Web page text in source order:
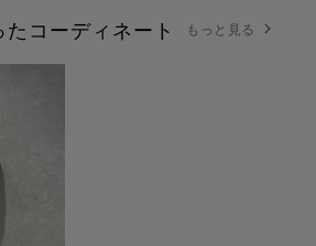
コーディネート もっと見る